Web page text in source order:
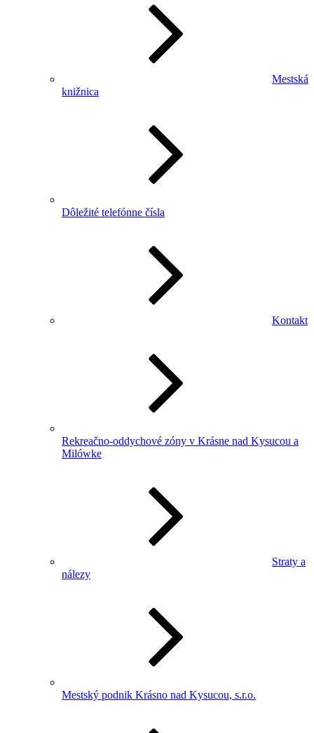
Mestská
knižnica
Dôležité telefónne čísla
Kontakt
Rekreačno-oddychové zóny v Krásne nad Kysucou a
Milówke
Straty a
nálezy
Mestský podnik Krásno nad Kysucou, s.r.o.